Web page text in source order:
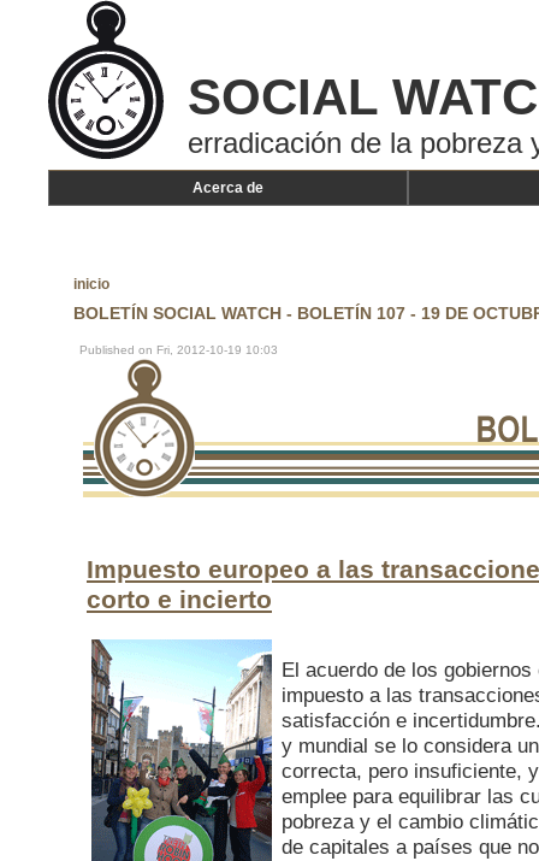
SOCIAL
erradicación de la pobreza
Acerca de
inicio
BOLETÍN SOCIAL WATCH - BOLETÍN 107 - 19 DE
Published on Fri, 2012-10-19 10:03
Impuesto europeo a las
corto e incierto
El acuerdo de los
impuesto a las
satisfacción e
y mundial se lo considera
correcta, pero insuficiente,
emplee para equilibrar las
pobreza y el cambio
de capitales a países que